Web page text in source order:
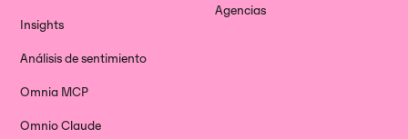
Insights
Análisis de sentimiento
Omnia MCP
Omnio Claude
Agencias